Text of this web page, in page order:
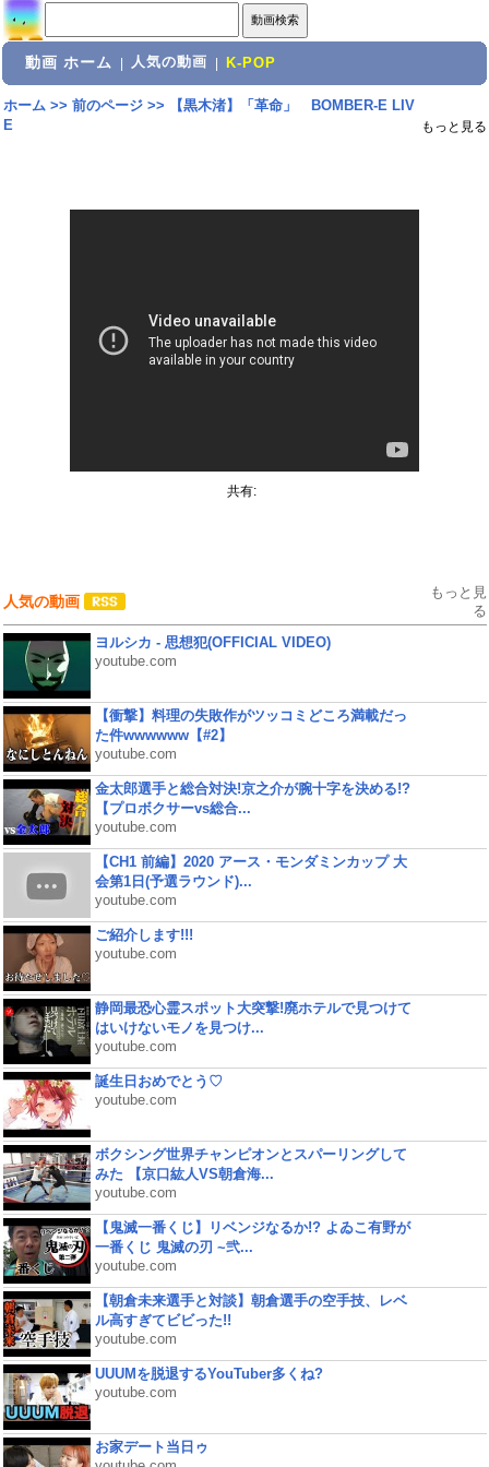
動画 ホーム 人気の動画 K-POP
ホーム>> 前のページ>>
【黒木渚】「革命」 BOMBER-E LIV
E
もっと見る
共有:
人気の動画
もっと見
る
ヨルシカ - 思想犯(OFFICIAL VIDEO)
youtube.com
【衝撃】料理の失敗作がツッコミどころ満載だっ
た件wwwwww【#2】
youtube.com
金太郎選手と総合対決!京之介が腕十字を決める!?
【プロボクサーvs総合...
youtube.com
【CH1 前編】2020 アース・モンダミンカップ 大
会第1日(予選ラウンド)...
youtube.com
ご紹介します!!!
youtube.com
静岡最恐心霊スポット大突撃!廃ホテルで見つけて
はいけないモノを見つけ...
youtube.com
誕生日おめでとう♡
youtube.com
ボクシング世界チャンピオンとスパーリングして
みた 【京口紘人VS朝倉海...
youtube.com
【鬼滅一番くじ】リベンジなるか!? よゐこ有野が
一番くじ 鬼滅の刃 ~弐...
youtube.com
【朝倉未来選手と対談】朝倉選手の空手技、レベ
ル高すぎてビビった!!
youtube.com
UUUMを脱退するYouTuber多くね?
youtube.com
お家デート当日ゥ